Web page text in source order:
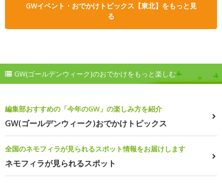
GWイベント・おでかけトピックス【東北】をもっと見
る
GW(ゴールデンウィーク)のおでかけをもっと楽しむ
編集部おすすめの「今年のGW」の楽しみ方を紹介
GW(ゴールデンウィーク)おでかけトピックス
全国のネモフィラが見られるスポット情報をお届けします
ネモフィラが見られるスポット